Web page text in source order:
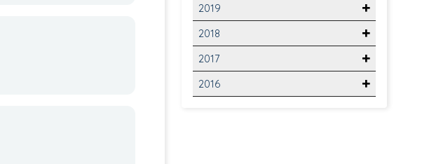
2019
2018
2017
2016